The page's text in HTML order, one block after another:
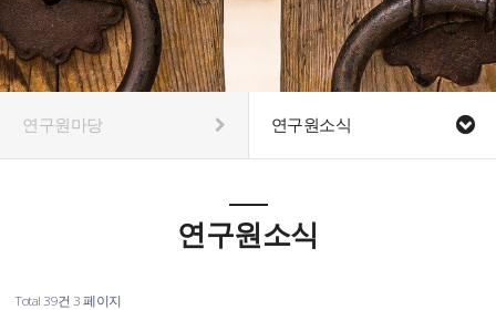
연구원마당 연구원소식
연구원소식
Total 39건 3 페이지